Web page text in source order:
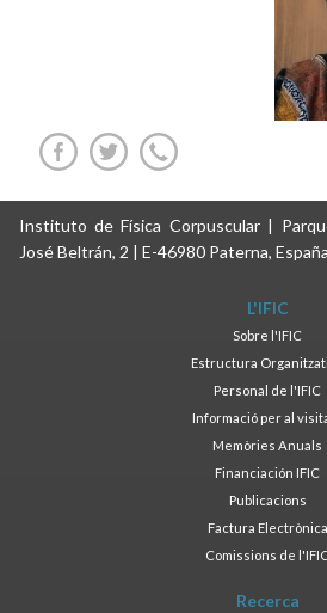
Instituto de Física Corpuscular |
José Beltrán, 2 | E-46980 Paterna,
L'IFIC
Sobre l'IFIC
Estructura
Personal de l'IFIC
Informació per al
Memòries Anuals
Financiación IFIC
Publicacions
Factura Electrònica
Comissions de
Recerca